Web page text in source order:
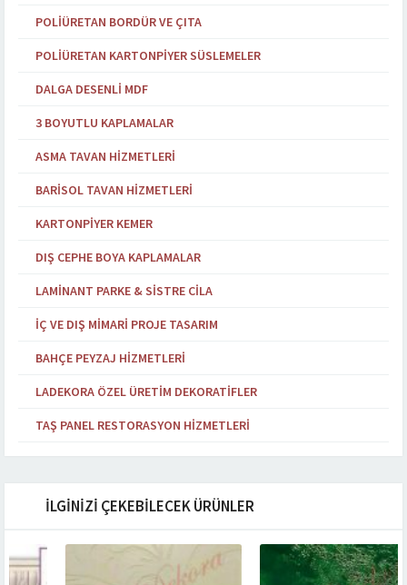
POLIÜRETAN BORDÜR VE ÇITA
POLIÜRETAN KARTONPIYER SÜSLEMELER
DALGA DESENLI MDF
3 BOYUTLU KAPLAMALAR
ASMA TAVAN HIZMETLERI
BARISOL TAVAN HIZMETLERI
KARTONPIYER KEMER
DIŞ CEPHE BOYA KAPLAMALAR
LAMINANT PARKE & SISTRE CILA
İÇ VE DIŞ MIMARI PROJE TASARIM
BAHÇE PEYZAJ HIZMETLERI
LADEKORA ÖZEL ÜRETIM DEKORATIFLER
TAŞ PANEL RESTORASYON HIZMETLERI
İLGİNİZİ ÇEKEBİLECEK ÜRÜNLER